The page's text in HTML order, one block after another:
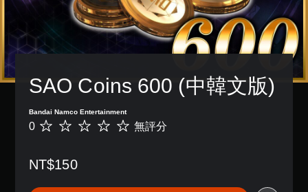
SAO Coins 600 (中韓文版)
Bandai Namco Entertainment
無
0 無評分
NT$150